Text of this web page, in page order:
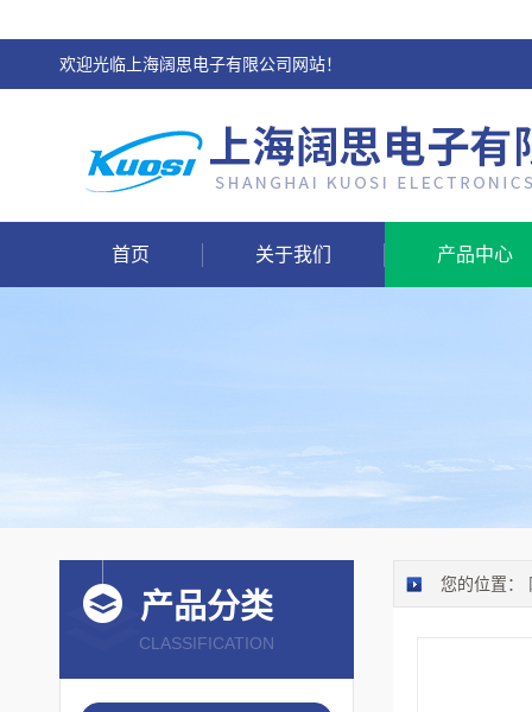
欢迎光临上海阔思电子有限公司网站！
首页 关于我们 产品中心
您的位置：
产品分类
CLASSIFICATION